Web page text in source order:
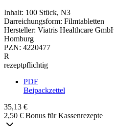
Inhalt: 100 Stück, N3
Darreichungsform: Filmtabletten
Hersteller: Viatris Healthcare
Homburg
PZN: 4220477
R
rezeptpflichtig
PDF
Beipackzettel
35,13 €
2,50 € Bonus für Kassenrezepte